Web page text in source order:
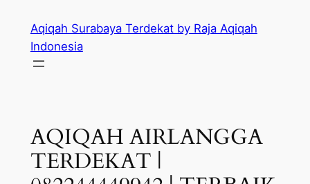
content
Aqiqah Surabaya Terdekat by Raja Aqiqah
Indonesia
AQIQAH AIRLANGGA
TERDEKAT |